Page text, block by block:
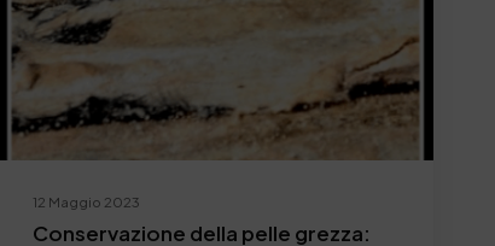
12 Maggio 2023
Conservazione della pelle grezza: